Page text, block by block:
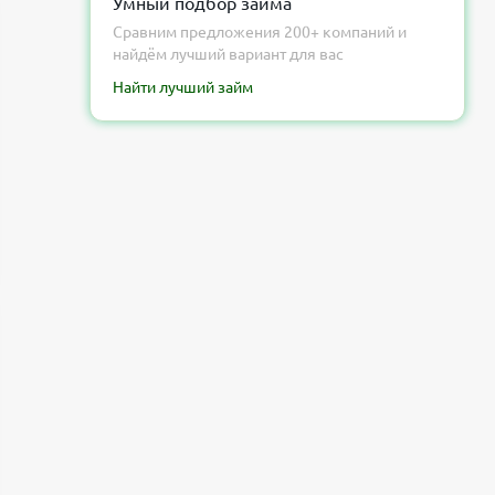
займ?
Что такое «енот подбор займов»?
Можно ли отменить подписку после
Сравним предложения 200+ компаний и
найдём лучший вариант для вас
Найти лучший займ